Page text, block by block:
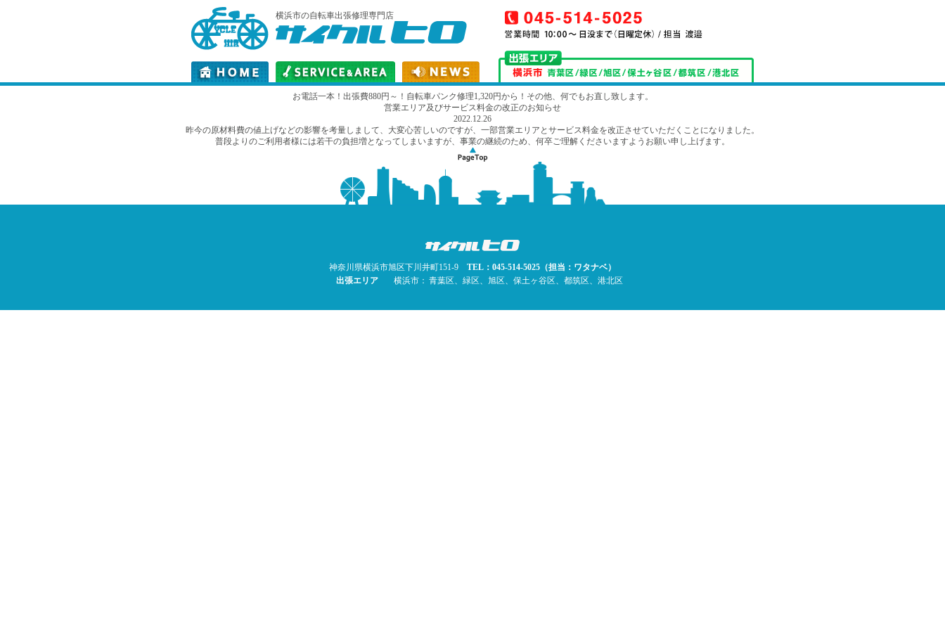
横浜市の自転車出張修理専門店
お電話一本！出張費880円～！自転車パンク修理1,320円から！その他、何でもお直し致します。
営業エリア及びサービス料金の改正のお知らせ
2022.12.26
昨今の原材料費の値上げなどの影響を考量しまして、大変心苦しいのですが、一部営業エリアとサービス料金を改正させていただくことになりました。
普段よりのご利用者様には若干の負担増となってしまいますが、事業の継続のため、何卒ご理解くださいますようお願い申し上げます。
神奈川県横浜市旭区下川井町151-9 TEL：045-514-5025（担当：ワタナベ）
出張エリア
横浜市： 青葉区、緑区、旭区、保土ヶ谷区、都筑区、港北区